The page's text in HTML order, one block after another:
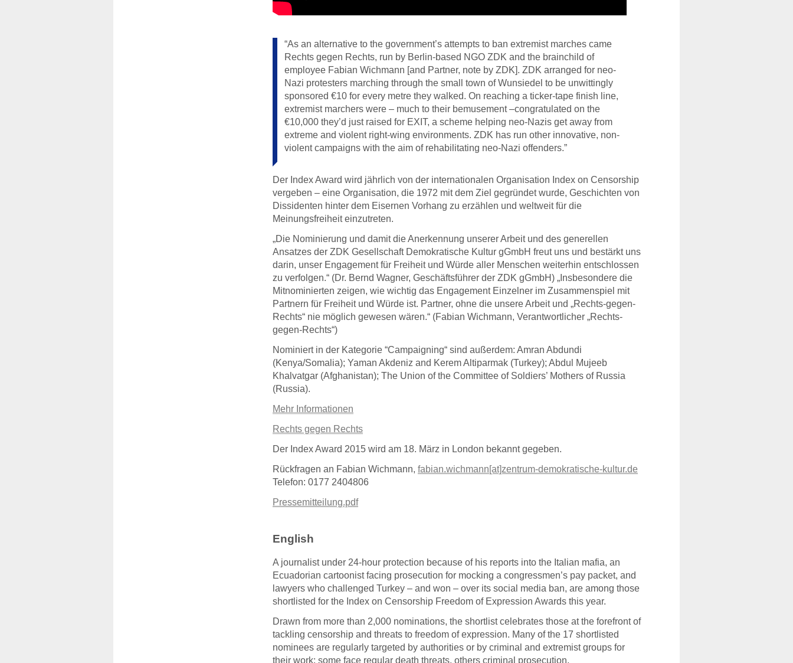
“As an alternative to the government’s attempts to ban extremist marches came
Rechts gegen Rechts, run by Berlin-based NGO ZDK and the brainchild of
employee Fabian Wichmann [and Partner, note by ZDK]. ZDK arranged for neo-
Nazi protesters marching through the small town of Wunsiedel to be unwittingly
sponsored €10 for every metre they walked. On reaching a ticker-tape finish line,
extremist marchers were – much to their bemusement –congratulated on the
€10,000 they’d just raised for EXIT, a scheme helping neo-Nazis get away from
extreme and violent right-wing environments. ZDK has run other innovative, non-
violent campaigns with the aim of rehabilitating neo-Nazi offenders.”
Der Index Award wird jährlich von der internationalen Organisation Index on Censorship
vergeben – eine Organisation, die 1972 mit dem Ziel gegründet wurde, Geschichten von
Dissidenten hinter dem Eisernen Vorhang zu erzählen und weltweit für die
Meinungsfreiheit einzutreten.
„Die Nominierung und damit die Anerkennung unserer Arbeit und des generellen
Ansatzes der ZDK Gesellschaft Demokratische Kultur gGmbH freut uns und bestärkt uns
darin, unser Engagement für Freiheit und Würde aller Menschen weiterhin entschlossen
zu verfolgen.“ (Dr. Bernd Wagner, Geschäftsführer der ZDK gGmbH) „Insbesondere die
Mitnominierten zeigen, wie wichtig das Engagement Einzelner im Zusammenspiel mit
Partnern für Freiheit und Würde ist. Partner, ohne die unsere Arbeit und „Rechts-gegen-
Rechts“ nie möglich gewesen wären.“ (Fabian Wichmann, Verantwortlicher „Rechts-
gegen-Rechts“)
Nominiert in der Kategorie “Campaigning“ sind außerdem: Amran Abdundi
(Kenya/Somalia); Yaman Akdeniz and Kerem Altiparmak (Turkey); Abdul Mujeeb
Khalvatgar (Afghanistan); The Union of the Committee of Soldiers’ Mothers of Russia
(Russia).
Mehr Informationen
Rechts gegen Rechts
Der Index Award 2015 wird am 18. März in London bekannt gegeben.
Rückfragen an Fabian Wichmann, fabian.wichmann[at]zentrum-demokratische-kultur.de
Telefon: 0177 2404806
Pressemitteilung.pdf
English
A journalist under 24-hour protection because of his reports into the Italian mafia, an
Ecuadorian cartoonist facing prosecution for mocking a congressmen’s pay packet, and
lawyers who challenged Turkey – and won – over its social media ban, are among those
shortlisted for the Index on Censorship Freedom of Expression Awards this year.
Drawn from more than 2,000 nominations, the shortlist celebrates those at the forefront of
tackling censorship and threats to freedom of expression. Many of the 17 shortlisted
nominees are regularly targeted by authorities or by criminal and extremist groups for
their work: some face regular death threats, others criminal prosecution.